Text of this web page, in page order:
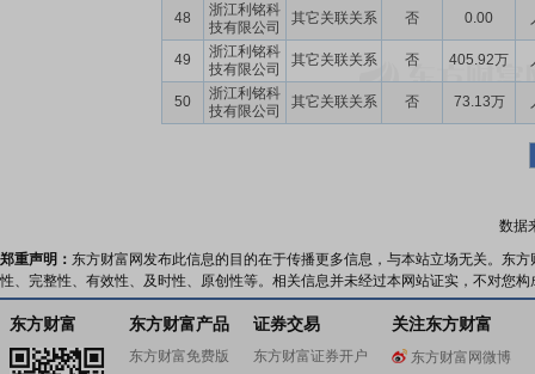
48
浙江利铭科
技有限公司
其它关联关系 否 0.00
49
浙江利铭科
技有限公司
其它关联关系 否 405.92万
50
浙江利铭科
技有限公司
其它关联关系 否 73.13万
数据
郑重声明： 东方财富网发布此信息的目的在于传播更多信息，与本站立场无关。东
性、完整性、有效性、及时性、原创性等。相关信息并未经过本网站证实，不对您
东方财富 东方财富产品
东方财富免费版
证券交易
东方财富证券开户
关注东方财富
东方财富网微博